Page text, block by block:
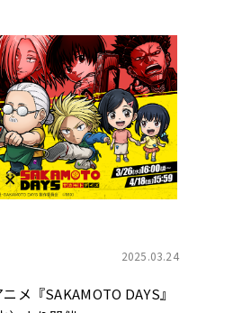
2025.03.24
メ『SAKAMOTO DAYS』